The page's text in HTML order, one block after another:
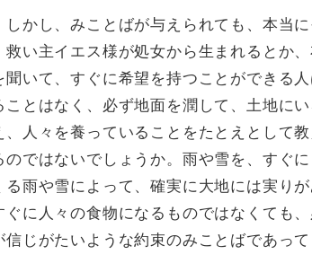
かし、みことばが与えられても、本当
い主イエス様が処女から生まれるとか、
いて、すぐに希望を持つことができる
とはなく、必ず地面を潤して、土地に
人々を養っていることをたとえとして
ではないでしょうか。雨や雪を、すぐ
雨や雪によって、確実に大地には実り
に人々の食物になるものではなくても
じがたいような約束のみことばであっ